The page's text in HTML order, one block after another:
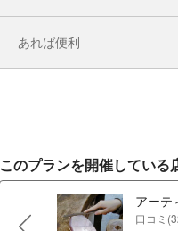
あれば便利
このプランを開催している
アーテ
口コミ